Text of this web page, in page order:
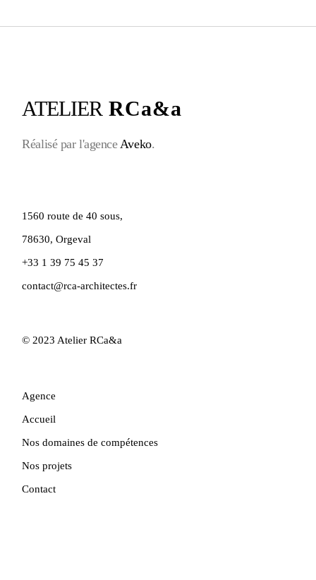
ATELIER RCa&a
Réalisé par l'agenceAveko.
1560 route de 40 sous,
78630, Orgeval
+33 1 39 75 45 37
contact@rca-architectes.fr
© 2023 Atelier RCa&a
Agence
Accueil
Nos domaines de compétences
Nos projets
Contact